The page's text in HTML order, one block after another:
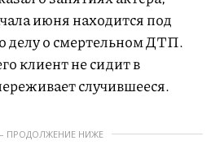
июня находится под
делу о смертельном ДТП.
клиент не сидит в
случившееся.
ПРОДОЛЖЕНИЕ НИЖЕ